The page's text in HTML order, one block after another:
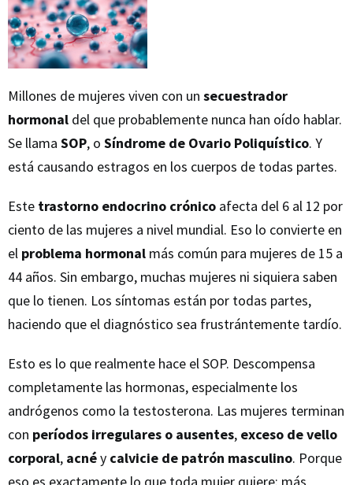
Millones de mujeres viven con un secuestrador
hormonal del que probablemente nunca han oído hablar.
Se llama SOP, o Síndrome de Ovario Poliquístico. Y
está causando estragos en los cuerpos de todas partes.
Este trastorno endocrino crónico afecta del 6 al 12 por
ciento de las mujeres a nivel mundial. Eso lo convierte en
el problema hormonal más común para mujeres de 15 a
44 años. Sin embargo, muchas mujeres ni siquiera saben
que lo tienen. Los síntomas están por todas partes,
haciendo que el diagnóstico sea frustrántemente tardío.
Esto es lo que realmente hace el SOP. Descompensa
completamente las hormonas, especialmente los
andrógenos como la testosterona. Las mujeres terminan
con períodos irregulares o ausentes, exceso de vello
corporal, acnéy calvicie de patrón masculino. Porque